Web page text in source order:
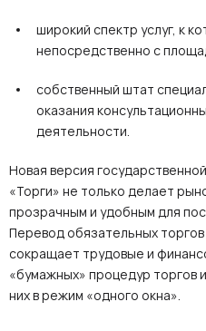
широкий спектр услуг, к
непосредственно с
собственный штат
оказания
деятельности.
Новая версия
«Торги» не только делает
прозрачным и удобным для
Перевод обязательных
сокращает трудовые и
«бумажных» процедур торгов
них в режим «одного окна».